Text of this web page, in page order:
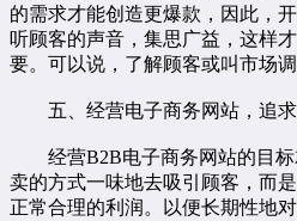
的需求才能创造更爆款，因此，
听顾客的声音，集思广益，这样
要。可以说，了解顾客或叫市场
五、经营电子商务网站，追求
经营B2B电子商务网站的目标
卖的方式一味地去吸引顾客，而
正常合理的利润。以便长期性地